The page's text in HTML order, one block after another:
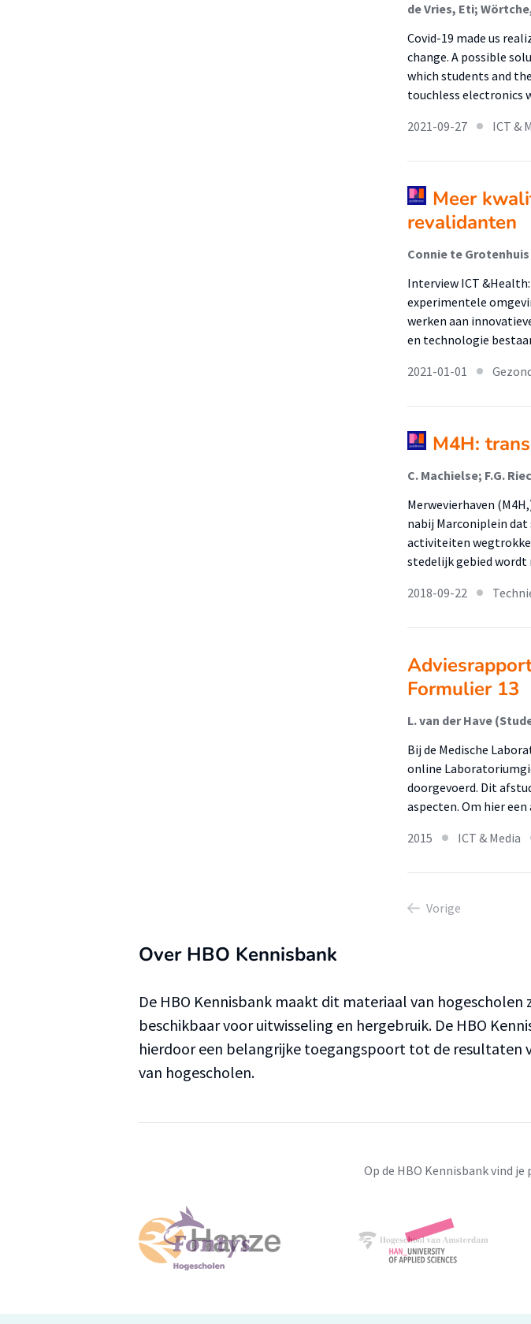
de Vries, Eti;
Covid-19 made us
change. A possible
which students and
touchless electronics
2021-09-27
ICT &
Meer
revalidanten
Connie te Grotenhuis
Interview ICT
experimentele
werken aan
en technologie
2021-01-01
M4H:
C. Machielse; F.G.
Merwevierhaven
nabij Marconiplein dat
activiteiten
stedelijk gebied
2018-09-22
Formulier 13
L. van der Have
Bij de Medische
online
doorgevoerd. Dit
aspecten. Om hier
2015
ICT & Media
Vorige
Over HBO Kennisbank
De HBO Kennisbank maakt dit materiaal van hogescholen
beschikbaar voor uitwisseling en hergebruik. De HBO
hierdoor een belangrijke toegangspoort tot de resultaten
van hogescholen.
Op de HBO Kennisbank vind